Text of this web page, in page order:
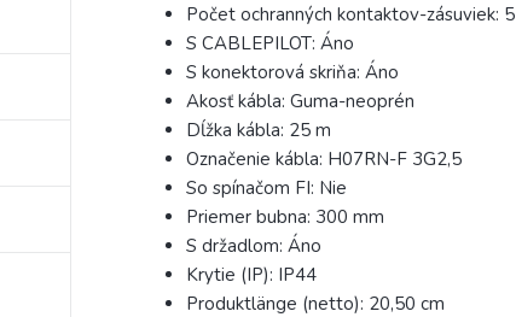
Počet ochranných kontaktov-zásuviek: 5
S CABLEPILOT: Áno
S konektorová skriňa: Áno
Akosť kábla: Guma-neoprén
Dĺžka kábla: 25 m
Označenie kábla: H07RN-F 3G2,5
So spínačom FI: Nie
Priemer bubna: 300 mm
S držadlom: Áno
Krytie (IP): IP44
Produktlänge (netto): 20,50 cm